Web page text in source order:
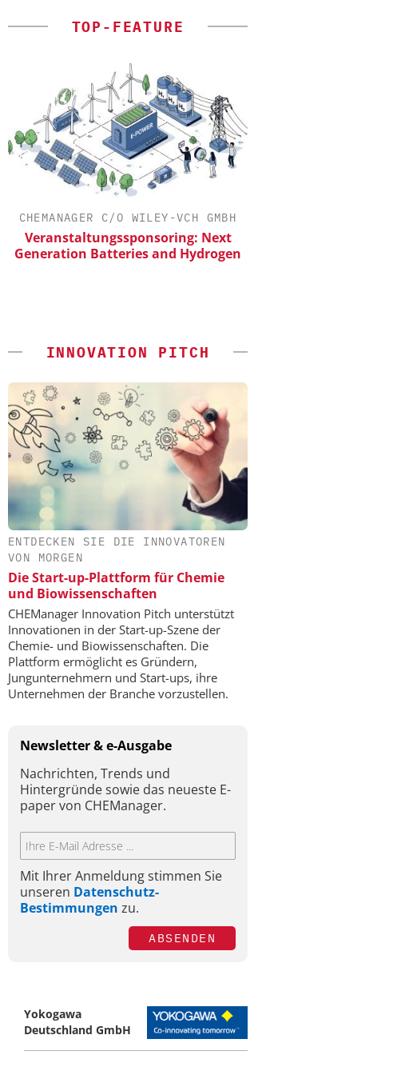
TOP-FEATURE
CHEMANAGER C/O WILEY-VCH GMBH
Veranstaltungssponsoring: Next
Generation Batteries and Hydrogen
INNOVATION PITCH
ENTDECKEN SIE DIE INNOVATOREN
VON MORGEN
Die Start-up-Plattform für Chemie
und Biowissenschaften
CHEManager Innovation Pitch unterstützt
Innovationen in der Start-up-Szene der
Chemie- und Biowissenschaften. Die
Plattform ermöglicht es Gründern,
Jungunternehmern und Start-ups, ihre
Unternehmen der Branche vorzustellen.
Newsletter & e-Ausgabe
Nachrichten, Trends und
Hintergründe sowie das neueste E-
paper von CHEManager.
Mit Ihrer Anmeldung stimmen Sie
unseren Datenschutz-
Bestimmungen zu.
ABSENDEN
Yokogawa
Deutschland GmbH